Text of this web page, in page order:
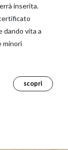
inserita.
dando vita a
minori
scopri